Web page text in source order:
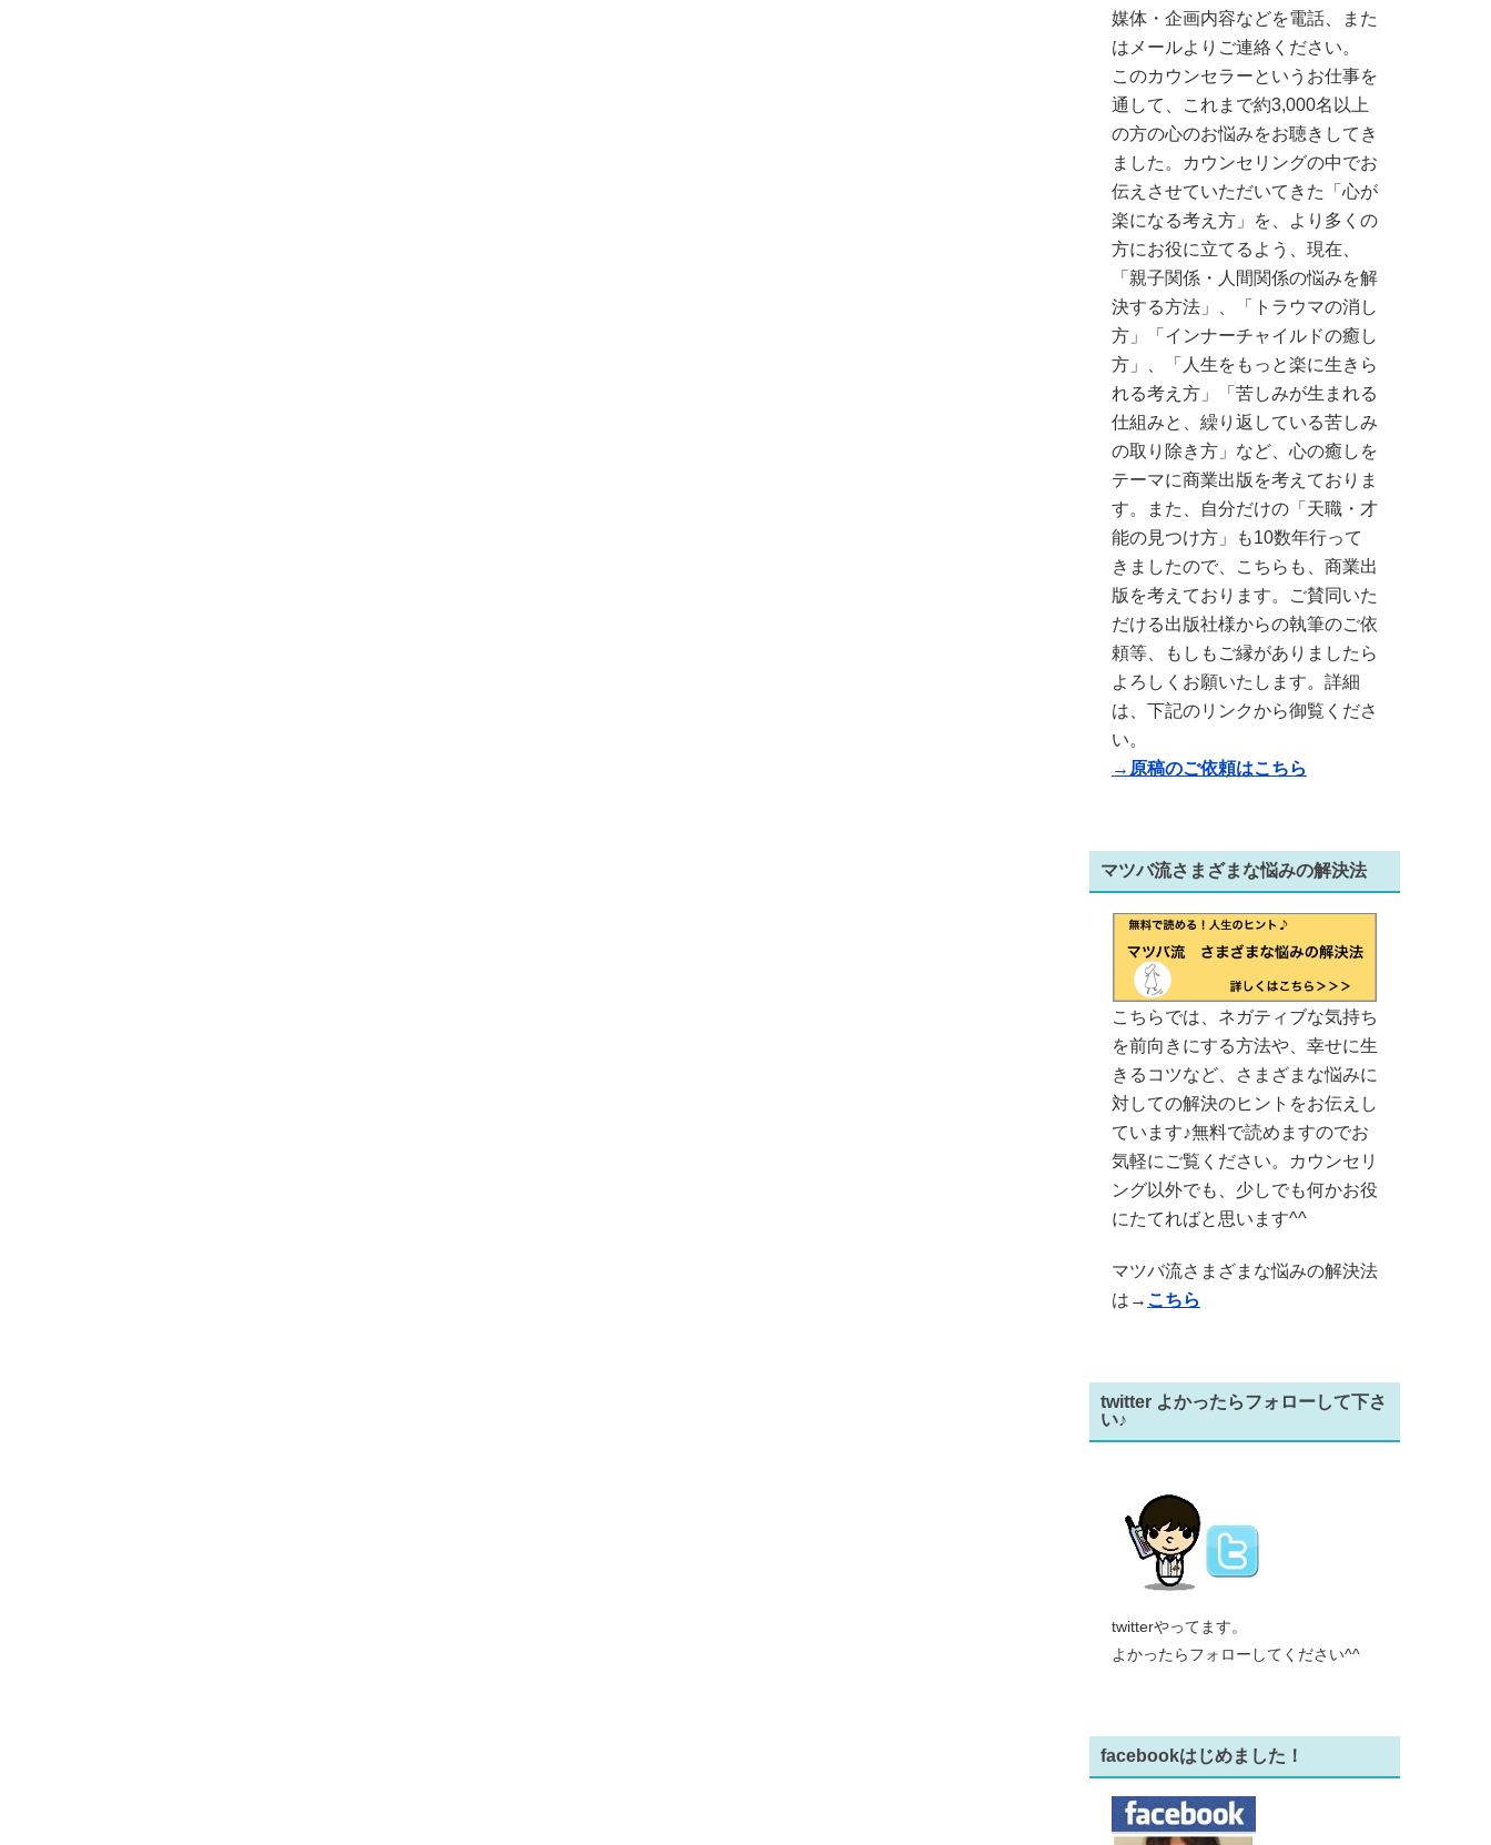
媒体・企画内容などを電話、また
はメールよりご連絡ください。
このカウンセラーというお仕事を
通して、これまで約3,000名以上
の方の心のお悩みをお聴きしてき
ました。カウンセリングの中でお
伝えさせていただいてきた「心が
楽になる考え方」を、より多くの
方にお役に立てるよう、現在、
「親子関係・人間関係の悩みを解
決する方法」、「トラウマの消し
方」「インナーチャイルドの癒し
方」、「人生をもっと楽に生きら
れる考え方」「苦しみが生まれる
仕組みと、繰り返している苦しみ
の取り除き方」など、心の癒しを
テーマに商業出版を考えておりま
す。また、自分だけの「天職・才
能の見つけ方」も10数年行って
きましたので、こちらも、商業出
版を考えております。ご賛同いた
だける出版社様からの執筆のご依
頼等、もしもご縁がありましたら
よろしくお願いたします。詳細
は、下記のリンクから御覧くださ
い。
→原稿のご依頼はこちら
マツバ流さまざまな悩みの解決法
こちらでは、ネガティブな気持ち
を前向きにする方法や、幸せに生
きるコツなど、さまざまな悩みに
対しての解決のヒントをお伝えし
ています♪無料で読めますのでお
気軽にご覧ください。カウンセリ
ング以外でも、少しでも何かお役
にたてればと思います^^
マツバ流さまざまな悩みの解決法
は→ こちら
twitter よかったらフォローして下さ
い♪
twitterやってます。
よかったらフォローしてください^^
facebookはじめました！